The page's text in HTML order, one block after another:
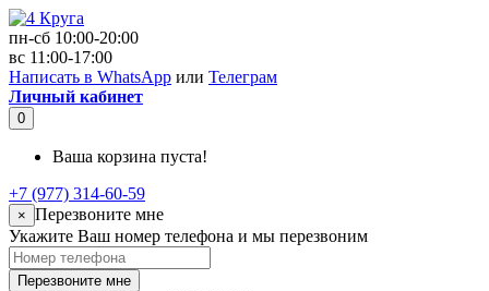
пн-сб 10:00-20:00
вс 11:00-17:00
Написать в WhatsApp или Телеграм
Личный кабинет
0
Ваша корзина пуста!
+7 (977) 314-60-59
× Перезвоните мне
Укажите Ваш номер телефона и мы перезвоним
Перезвоните мне